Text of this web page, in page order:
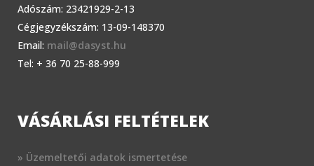
Adószám: 23421929-2-13
Cégjegyzékszám: 13-09-148370
Email: mail@dasyst.hu
Tel: + 36 70 25-88-999
VÁSÁRLÁSI FELTÉTELEK
» Üzemeltetői adatok ismertetése